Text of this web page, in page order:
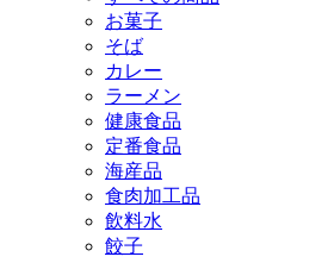
お菓子
そば
カレー
ラーメン
健康食品
定番食品
海産品
食肉加工品
飲料水
餃子